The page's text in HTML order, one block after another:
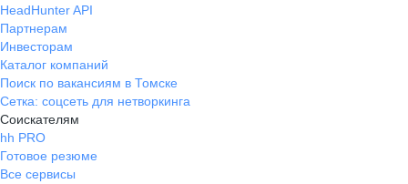
HeadHunter API
Партнерам
Инвесторам
Каталог компаний
Поиск по вакансиям в Томске
Сетка: соцсеть для нетворкинга
Соискателям
hh PRO
Готовое резюме
Все сервисы